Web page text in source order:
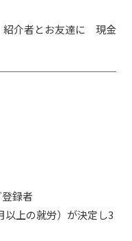
介者とお友達に 現金
登録者
以上の就労）が決定し3